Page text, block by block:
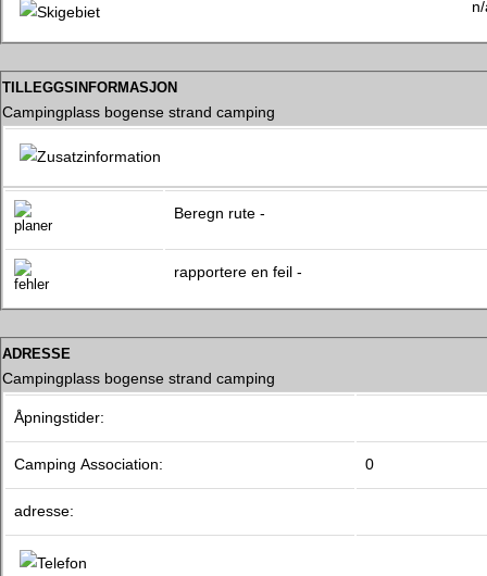
tilleggsinformasjon
Campingplass bogense strand camping
Beregn rute -
rapportere en feil -
adresse
Campingplass bogense strand camping
Åpningstider:
Camping Association: 0
adresse: